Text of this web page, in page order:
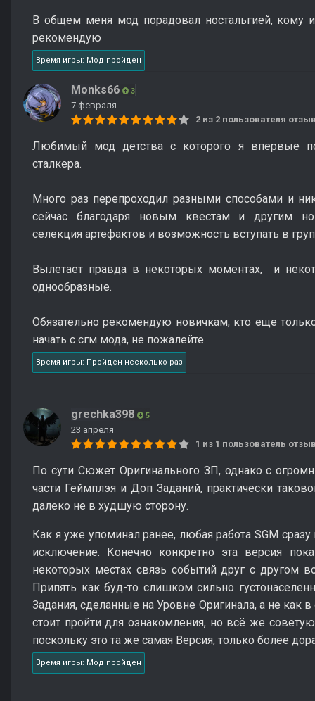
В общем меня мод порадовал ностальгией, кому
рекомендую
Время игры: Мод пройден
Monks66 3
7 февраля
2 из 2 пользователя
Любимый мод детства с которого я впервые
сталкера.
Много раз перепроходил разными способами и
сейчас благодаря новым квестам и другим
селекция артефактов и возможность вступать в
Вылетает правда в некоторых моментах, и
однообразные.
Обязательно рекомендую новичкам, кто еще
начать с сгм мода, не пожалейте.
Время игры: Пройден несколько раз
grechka398 5
23 апреля
1 из 1 пользователь
По сути Сюжет Оригинального ЗП, однако с
части Геймплэя и Доп Заданий, практически
далеко не в худшую сторону.
Как я уже упоминал ранее, любая работа SGM
исключение. Конечно конкретно эта версия
некоторых местах связь событий друг с другом
Припять как буд-то слишком сильно
Задания, сделанные на Уровне Оригинала, а не как
стоит пройти для ознакомления, но всё же
поскольку это та же самая Версия, только более
Время игры: Мод пройден